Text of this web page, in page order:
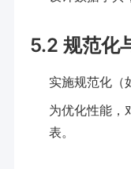
5.2 规范化
实施规范化（
为优化性能，
表。